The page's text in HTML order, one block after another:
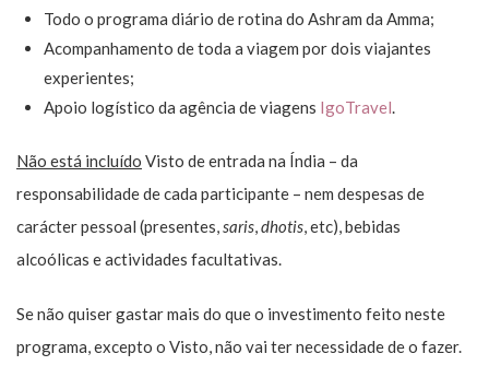
Todo o programa diário de rotina do Ashram da Amma;
Acompanhamento de toda a viagem por dois viajantes
experientes;
Apoio logístico da agência de viagens IgoTravel.
Não está incluído Visto de entrada na Índia – da
responsabilidade de cada participante – nem despesas de
carácter pessoal (presentes,saris,dhotis, etc), bebidas
alcoólicas e actividades facultativas.
Se não quiser gastar mais do que o investimento feito neste
programa, excepto o Visto, não vai ter necessidade de o fazer.